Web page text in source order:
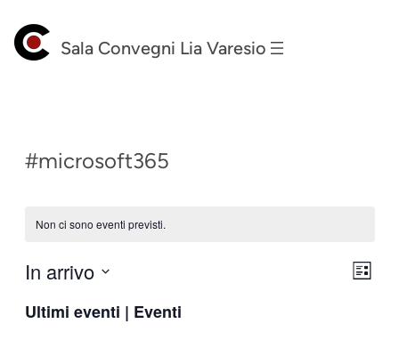
Sala Convegni Lia Varesio
#microsoft365
Non ci sono eventi previsti.
Lista
In arrivo
la
Ultimi eventi | Eventi